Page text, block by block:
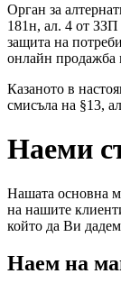
Орган за
181н, ал. 4 от
защита на
онлайн продажба
Казаното в
смисъла на §13,
Наеми
Нашата основна
на нашите
който да Ви
Наем на